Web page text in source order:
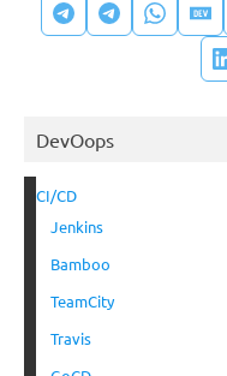
DevOops
CI/CD
Jenkins
Bamboo
TeamCity
Travis